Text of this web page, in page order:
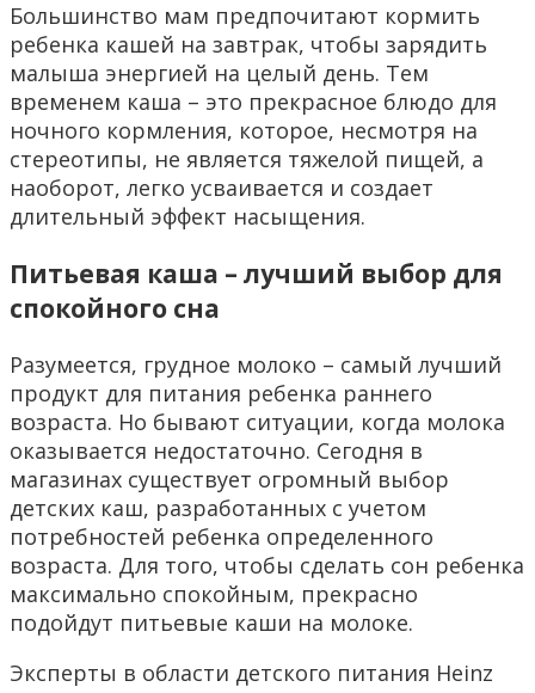
Большинство мам предпочитают кормить
ребенка кашей на завтрак, чтобы зарядить
малыша энергией на целый день. Тем
временем каша – это прекрасное блюдо для
ночного кормления, которое, несмотря на
стереотипы, не является тяжелой пищей, а
наоборот, легко усваивается и создает
длительный эффект насыщения.
Питьевая каша – лучший выбор для
спокойного сна
Разумеется, грудное молоко – самый лучший
продукт для питания ребенка раннего
возраста. Но бывают ситуации, когда молока
оказывается недостаточно. Сегодня в
магазинах существует огромный выбор
детских каш, разработанных с учетом
потребностей ребенка определенного
возраста. Для того, чтобы сделать сон ребенка
максимально спокойным, прекрасно
подойдут питьевые каши на молоке.
Эксперты в области детского питания Heinz